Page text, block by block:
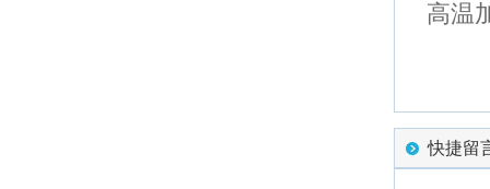
高温
快捷留